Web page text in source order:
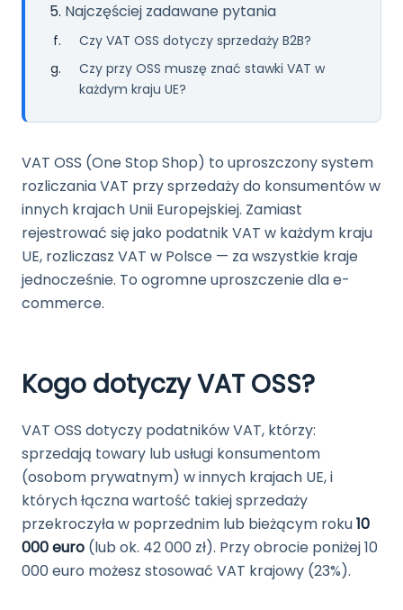
Najczęściej zadawane pytania
Czy VAT OSS dotyczy sprzedaży B2B?
Czy przy OSS muszę znać stawki VAT w
każdym kraju UE?
VAT OSS (One Stop Shop) to uproszczony system
rozliczania VAT przy sprzedaży do konsumentów w
innych krajach Unii Europejskiej. Zamiast
rejestrować się jako podatnik VAT w każdym kraju
UE, rozliczasz VAT w Polsce — za wszystkie kraje
jednocześnie. To ogromne uproszczenie dla e-
commerce.
Kogo dotyczy VAT OSS?
VAT OSS dotyczy podatników VAT, którzy:
sprzedają towary lub usługi konsumentom
(osobom prywatnym) w innych krajach UE, i
których łączna wartość takiej sprzedaży
przekroczyła w poprzednim lub bieżącym roku10
000 euro (lub ok. 42 000 zł). Przy obrocie poniżej 10
000 euro możesz stosować VAT krajowy (23%).